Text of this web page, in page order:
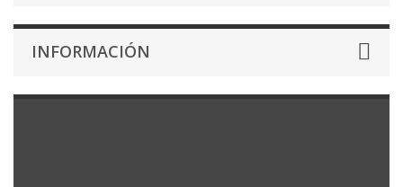
INFORMACIÓN